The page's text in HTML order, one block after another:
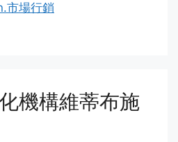
市場行銷
機構維蒂布施